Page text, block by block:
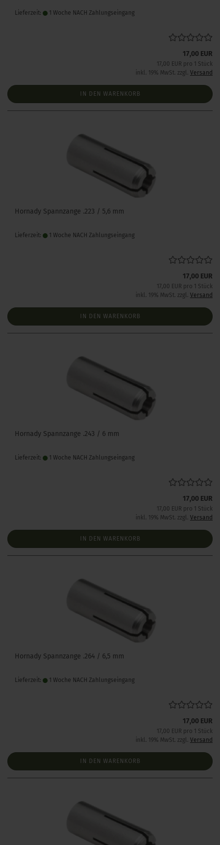
Lieferzeit: 1 Woche NACH Zahlungseingang
17,00 EUR
17,00 EUR pro 1 Stück
inkl. 19% MwSt. zzgl. Versand
IN DEN WARENKORB
Hornady Spannzange .223 / 5,6 mm
Lieferzeit: 1 Woche NACH Zahlungseingang
17,00 EUR
17,00 EUR pro 1 Stück
inkl. 19% MwSt. zzgl. Versand
IN DEN WARENKORB
Hornady Spannzange .243 / 6 mm
Lieferzeit: 1 Woche NACH Zahlungseingang
17,00 EUR
17,00 EUR pro 1 Stück
inkl. 19% MwSt. zzgl. Versand
IN DEN WARENKORB
Hornady Spannzange .264 / 6,5 mm
Lieferzeit: 1 Woche NACH Zahlungseingang
17,00 EUR
17,00 EUR pro 1 Stück
inkl. 19% MwSt. zzgl. Versand
IN DEN WARENKORB